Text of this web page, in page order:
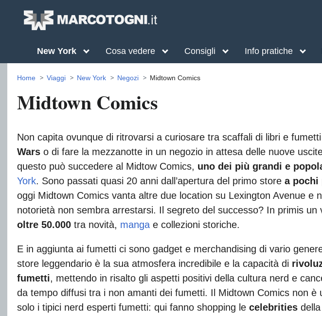
New York Cosa vedere Consigli Info pratiche
Home Viaggi New York Negozi Midtown Comics
Midtown Comics
Non capita ovunque di ritrovarsi a curiosare tra scaffali di libri e
Wars o di fare la mezzanotte in un negozio in attesa delle nuove
questo può succedere al Midtow Comics, uno dei più grandi e
York. Sono passati quasi 20 anni dall’apertura del primo store a pochi
oggi Midtown Comics vanta altre due location su Lexington Avenue e
notorietà non sembra arrestarsi. Il segreto del successo? In primis un
oltre 50.000 tra novità, manga e collezioni storiche.
E in aggiunta ai fumetti ci sono gadget e merchandising di vario
store leggendario è la sua atmosfera incredibile e la capacità di
fumetti, mettendo in risalto gli aspetti positivi della cultura nerd e
da tempo diffusi tra i non amanti dei fumetti. Il Midtown Comics non è
solo i tipici nerd esperti fumetti: qui fanno shopping le celebrities